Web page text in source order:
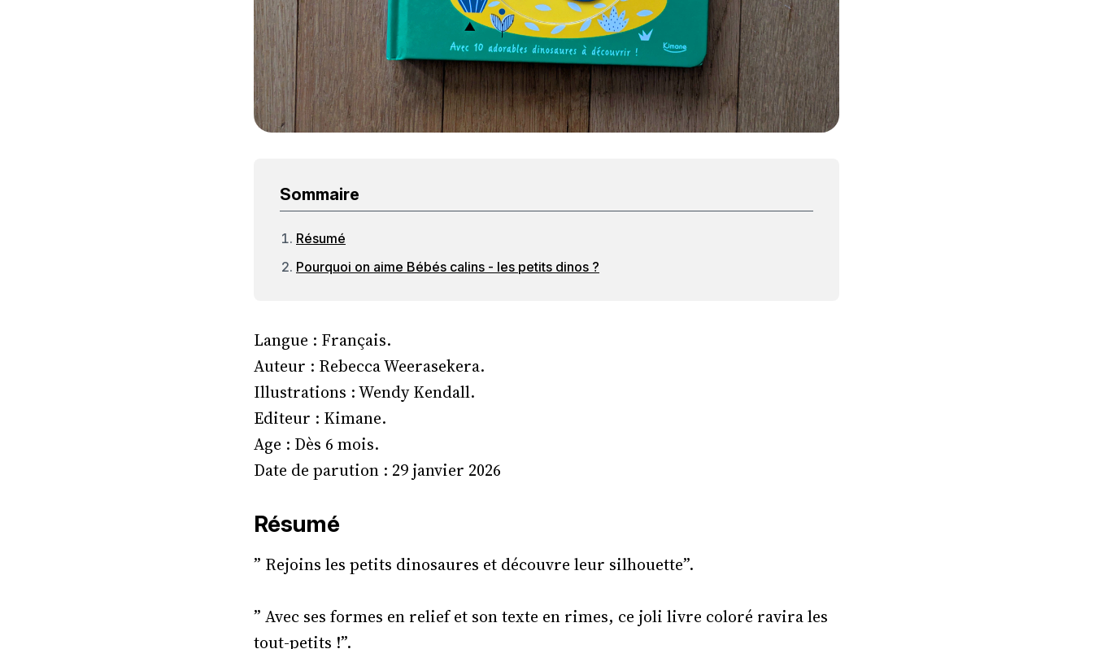
Sommaire
Résumé
Pourquoi on aime Bébés calins - les petits dinos ?
Langue : Français.
Auteur : Rebecca Weerasekera.
Illustrations : Wendy Kendall.
Editeur : Kimane.
Age : Dès 6 mois.
Date de parution : 29 janvier 2026
Résumé
” Rejoins les petits dinosaures et découvre leur silhouette”.
” Avec ses formes en relief et son texte en rimes, ce joli livre coloré ravira les
tout-petits !”.